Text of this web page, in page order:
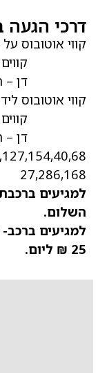
דרכי הגעה
קווי אוטובוס
קווים –
דן – תחבורה
קווי אוטובוס
קווים –
דן –
27,286,168
השלום.
למגיעים ברכב-
25 ₪ ליום.